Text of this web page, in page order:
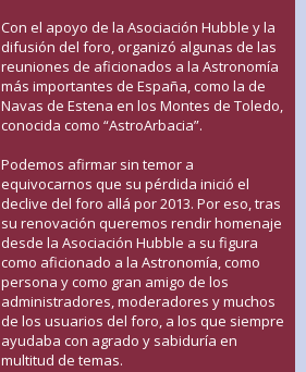
Con el apoyo de la Asociación Hubble y la
difusión del foro, organizó algunas de las
reuniones de aficionados a la Astronomía
más importantes de España, como la de
Navas de Estena en los Montes de Toledo,
conocida como “AstroArbacia”.
Podemos afirmar sin temor a
equivocarnos que su pérdida inició el
declive del foro allá por 2013. Por eso, tras
su renovación queremos rendir homenaje
desde la Asociación Hubble a su figura
como aficionado a la Astronomía, como
persona y como gran amigo de los
administradores, moderadores y muchos
de los usuarios del foro, a los que siempre
ayudaba con agrado y sabiduría en
multitud de temas.